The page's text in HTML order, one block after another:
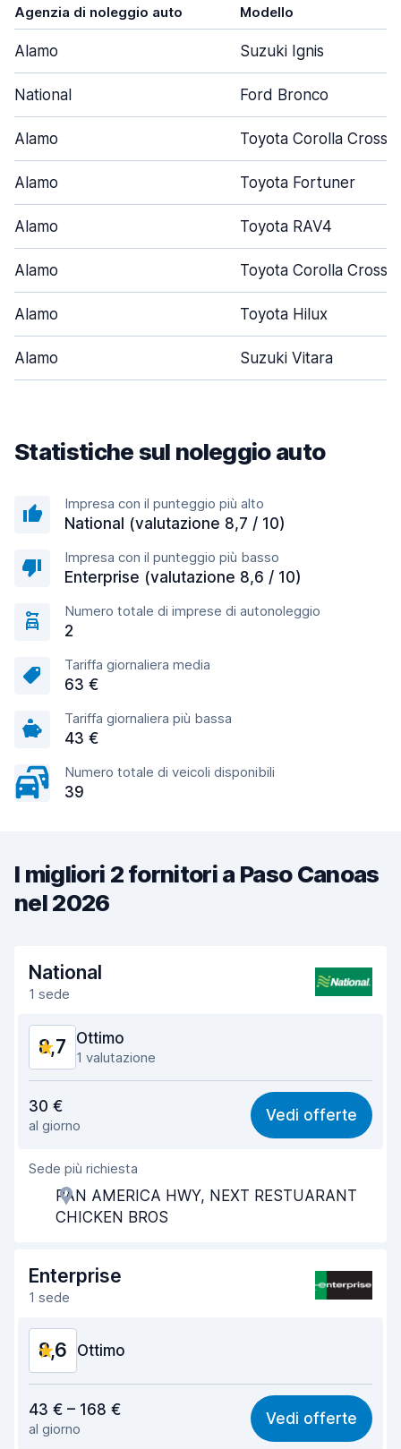
Agenzia di noleggio auto Modello
Alamo Suzuki Ignis
National Ford Bronco
Alamo Toyota Corolla Cross
Alamo Toyota Fortuner
Alamo Toyota RAV4
Alamo Toyota Corolla Cross
Alamo Toyota Hilux
Alamo Suzuki Vitara
Statistiche sul noleggio auto
Impresa con il punteggio più alto
National (valutazione 8,7 / 10)
Impresa con il punteggio più basso
Enterprise (valutazione 8,6 / 10)
Numero totale di imprese di autonoleggio
2
Tariffa giornaliera media
63 €
Tariffa giornaliera più bassa
43 €
Numero totale di veicoli disponibili
39
I migliori 2 fornitori a Paso Canoas
nel 2026
National
1 sede
8,7 Ottimo
1 valutazione
8,7
Facile da trovare 8,2
Gentilezza degli agenti
Rapidità del ritiro
Pulizia del veicolo 9,4
Condizioni dell'auto
30 €
al giorno
Vedi offerte
Sede più richiesta
PAN AMERICA HWY, NEXT RESTUARANT
CHICKEN BROS
Enterprise
1 sede
8,6 Ottimo
8,3
Facile da trovare 8,2
43 € – 168 €
al giorno
Vedi offerte